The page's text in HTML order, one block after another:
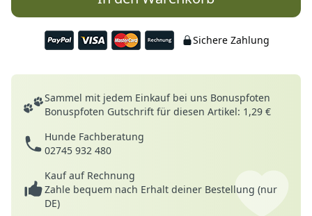
Sichere Zahlung
Deine Vorteile
Sammel mit jedem Einkauf bei uns Bonuspfoten
Bonuspfoten Gutschrift für diesen Artikel: 1,29 €
Hunde Fachberatung
02745 932 480
Kauf auf Rechnung
Zahle bequem nach Erhalt deiner Bestellung (nur
DE)